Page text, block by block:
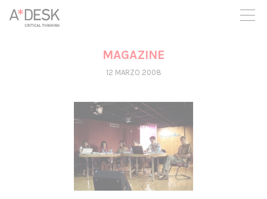
crees también en A*DESK seguimos necesitándote para poder
seguir adelante. Ahora puedes participar del proyecto y
apoyarlo.
MAGAZINE
12 MARZO 2008